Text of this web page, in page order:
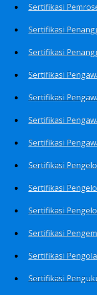
Sertifikasi
Sertifikasi
Sertifikasi
Sertifikasi
Sertifikasi
Sertifikasi
Sertifikasi